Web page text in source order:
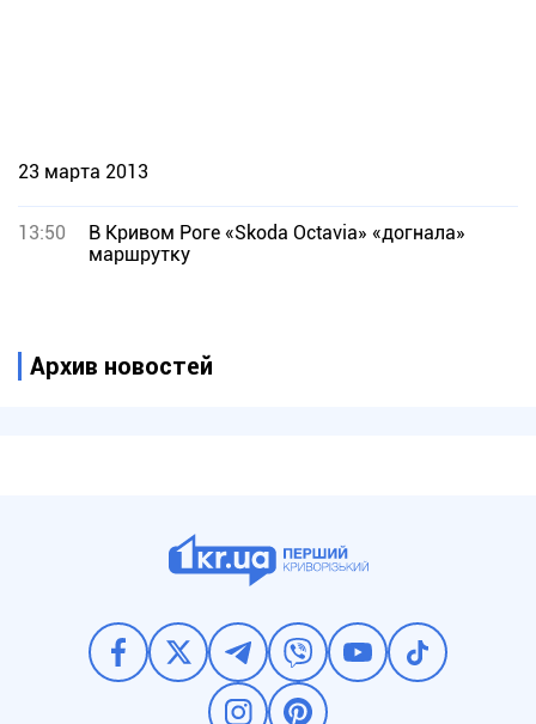
23 марта 2013
13:50
В Кривом Роге «Skoda Octavia» «догнала»
маршрутку
Архив новостей